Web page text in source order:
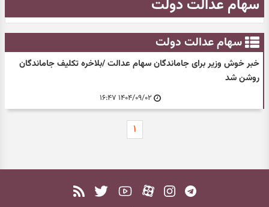
سهام عدالت دولت
سهام عدالت دولت
خبر خوش وزیر برای جاماندگان سهام عدالت /بلاخره تکلیف جاماندگان
روشن شد
۱۴۰۴/۰۹/۰۲ ۱۶:۴۷
۱